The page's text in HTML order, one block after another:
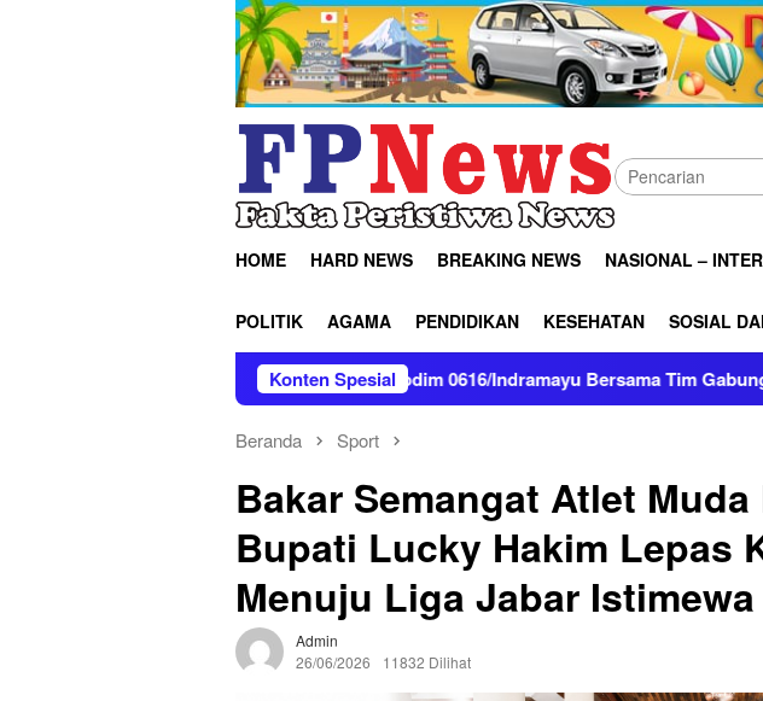
HOME HARD NEWS BREAKING NEWS NASIONAL –
POLITIK AGAMA PENDIDIKAN KESEHATAN SOSIAL
Konten Spesial
Kodim 0616/Indramayu Bersama Tim Gabungan Salurkan 15 Ribu
Beranda Sport
Bakar Semangat Atlet
Bupati Lucky Hakim Lepas
Menuju Liga Jabar Istimewa
Admin
26/06/2026
11832 Dilihat